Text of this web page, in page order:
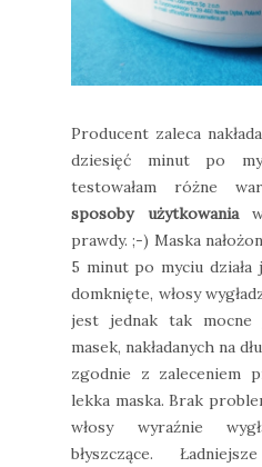
Producent zaleca
dziesięć minut po
testowałam różne
sposoby użytkowania
prawdy. ;-) Maska
5 minut po myciu działa
domknięte, włosy
jest jednak tak mocne
masek, nakładanych na
zgodnie z zaleceniem
lekka maska. Brak
włosy wyraźnie
błyszczące.